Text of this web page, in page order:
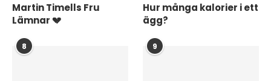
Martin Timells Fru
Lämnar 💔
Hur många kalorier i ett
ägg?
8 9